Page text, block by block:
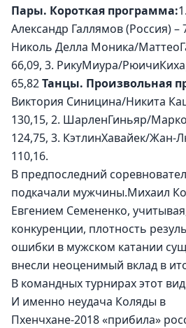
Пары. Короткая программа:
Александр Галлямов (Россия) –
Николь Делла Моника/
66,09, 3. РикуМиура/
65,82 Танцы. Произвольная
Виктория Синицина/Никита
130,15, 2. ШарленГиньяр/
124,75, 3. КэтлинХавайек/Жан-
110,16.
В предпоследний
подкачали мужчины.Михаил
Евгением Семененко,
конкуренции, плотность
ошибки в мужском катании
внесли неоценимый вклад в
В командных турнирах этот
И именно неудача Коляды в
Пхенчхане-2018 «прибила»